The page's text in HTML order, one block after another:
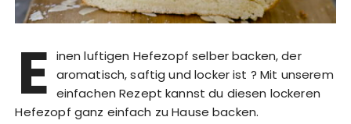
E inen luftigen Hefezopf selber backen, der
aromatisch, saftig und locker ist ? Mit unserem
einfachen Rezept kannst du diesen lockeren
Hefezopf ganz einfach zu Hause backen.